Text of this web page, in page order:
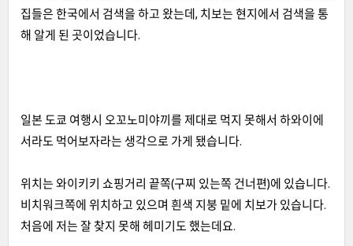
집들은 한국에서 검색을 하고 왔는데 , 치보는 현지에서 검색을 통
해 알게 된 곳이었습니다.
일본 도쿄 여행시 오꼬노미야끼를 제대로 먹지 못해서 하와이에
서라도 먹어보자라는 생각으로 가게 됐습니다.
위치는 와이키키 쇼핑거리 끝쪽(구찌 있는쪽 건너편)에 있습니다.
비치워크쪽에 위치하고 있으며 흰색 지붕 밑에 치보가 있습니다.
처음에 저는 잘 찾지 못해 헤미기도 했는데요.